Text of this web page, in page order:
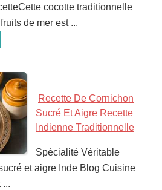
cocotte traditionnelle
de mer est ...
Recette De Cornichon
Sucré Et Aigre Recette
Indienne Traditionnelle
Spécialité Véritable
et aigre Inde Blog Cuisine
...